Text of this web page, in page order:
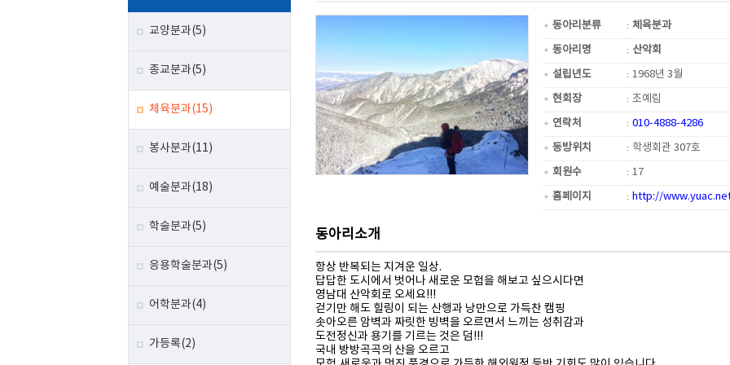
교양분과(5)
종교분과(5)
체육분과(15)
봉사분과(11)
예술분과(18)
학술분과(5)
응용학술분과(5)
어학분과(4)
가등록(2)
동아리분류
체육분과
동아리명
산악회
설립년도
1968년 3월
현회장
조예림
연락처
010-4888-4286
동방위치
학생회관 307호
회원수
17
홈페이지
http://
동아리소개
항상 반복되는 지겨운 일상.
답답한 도시에서 벗어나 새로운 모험을 해보고 싶으시다면
영남대 산악회로 오세요!!!
걷기만 해도 힐링이 되는 산행과 낭만으로 가득찬 캠핑
솟아오른 암벽과 짜릿한 빙벽을 오르면서 느끼는 성취감과
도전정신과 용기를 기르는 것은 덤!!!
국내 방방곡곡의 산을 오르고